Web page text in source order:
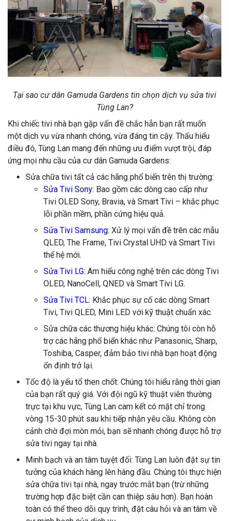
Tại sao cư dân Gamuda Gardens tin chọn dịch vụ sửa tivi
Tùng Lan?
Khi chiếc tivi nhà bạn gặp vấn đề chắc hẳn bạn rất muốn
một dịch vụ vừa nhanh chóng, vừa đáng tin cậy. Thấu hiểu
điều đó, Tùng Lan mang đến những ưu điểm vượt trội, đáp
ứng mọi nhu cầu của cư dân Gamuda Gardens:
Sửa chữa tivi tất cả các hãng phổ biến trên thị trường:
Sửa Tivi Sony: Bao gồm các dòng cao cấp như
Tivi OLED Sony, Bravia, và Smart Tivi – khắc phục
lỗi phần mềm, phần cứng hiệu quả.
Sửa Tivi Samsung: Xử lý mọi vấn đề trên các mẫu
QLED, The Frame, Tivi Crystal UHD và Smart Tivi
thế hệ mới.
Sửa Tivi LG: Am hiểu công nghệ trên các dòng Tivi
OLED, NanoCell, QNED và Smart Tivi LG.
Sửa Tivi TCL: Khắc phục sự cố các dòng Smart
Tivi, Tivi QLED, Mini LED với kỹ thuật chuẩn xác.
Sửa chữa các thương hiệu khác: Chúng tôi còn hỗ
trợ các hãng phổ biến khác như Panasonic, Sharp,
Toshiba, Casper, đảm bảo tivi nhà bạn hoạt động
ổn định trở lại.
Tốc độ là yếu tố then chốt: Chúng tôi hiểu rằng thời gian
của bạn rất quý giá. Với đội ngũ kỹ thuật viên thường
trực tại khu vực, Tùng Lan cam kết có mặt chỉ trong
vòng 15-30 phút sau khi tiếp nhận yêu cầu. Không còn
cảnh chờ đợi mòn mỏi, bạn sẽ nhanh chóng được hỗ trợ
sửa tivi ngay tại nhà.
Minh bạch và an tâm tuyệt đối: Tùng Lan luôn đặt sự tin
tưởng của khách hàng lên hàng đầu. Chúng tôi thực hiện
sửa chữa tivi tại nhà, ngay trước mắt bạn (trừ những
trường hợp đặc biệt cần can thiệp sâu hơn). Bạn hoàn
toàn có thể theo dõi quy trình, đặt câu hỏi và an tâm về